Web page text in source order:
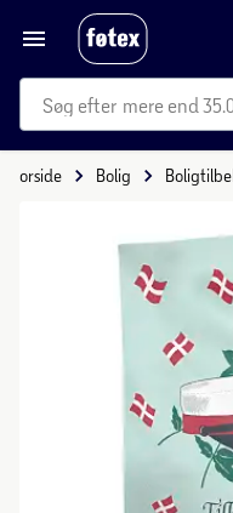
mere end
Forside Bolig